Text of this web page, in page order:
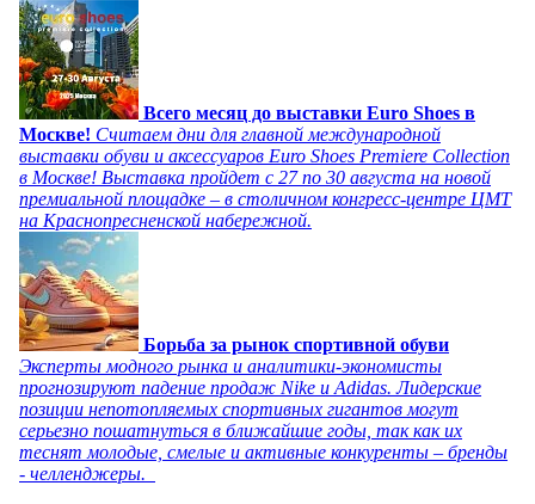
Всего месяц до выставки Euro Shoes в
Москве! Считаем дни для главной международной
выставки обуви и аксессуаров Euro Shoes Premiere Collection
в Москве! Выставка пройдет с 27 по 30 августа на новой
премиальной площадке – в столичном конгресс-центре ЦМТ
на Краснопресненской набережной.
Борьба за рынок спортивной обуви
Эксперты модного рынка и аналитики-экономисты
прогнозируют падение продаж Nike и Adidas. Лидерские
позиции непотопляемых спортивных гигантов могут
серьезно пошатнуться в ближайшие годы, так как их
теснят молодые, смелые и активные конкуренты – бренды
- челленджеры.